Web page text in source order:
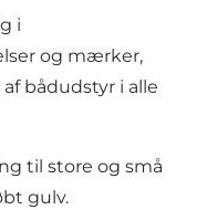
i
og mærker,
bådudstyr i alle
til store og små
gulv.